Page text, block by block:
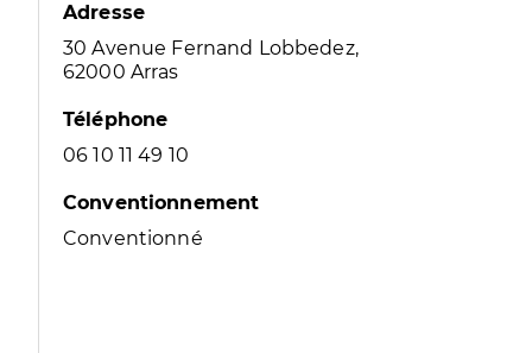
Adresse
30 Avenue Fernand Lobbedez,
62000 Arras
Téléphone
06 10 11 49 10
Conventionnement
Conventionné